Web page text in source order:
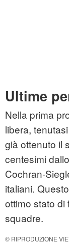
Ultime
Nella prima
libera,
già ottenuto il
centesimi
italiani.
ottimo stato di
squadre.
© RIPRODUZIONE